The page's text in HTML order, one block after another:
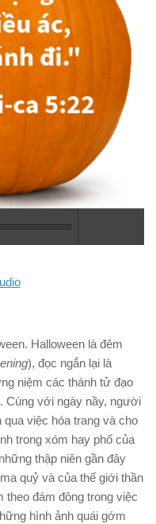
Halloween là đêm
), đọc ngắn lại là
niệm các thánh tử đạo
Cùng với ngày nầy, người
việc hóa trang và cho
trong xóm hay phố của
thập niên gần đây
quỷ và của thế giới thần
theo đám đông trong việc
hình ảnh quái gớm